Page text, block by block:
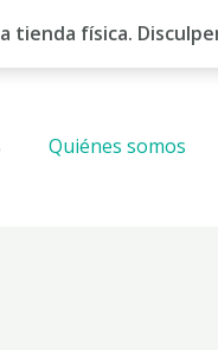
física.
Quiénes somos